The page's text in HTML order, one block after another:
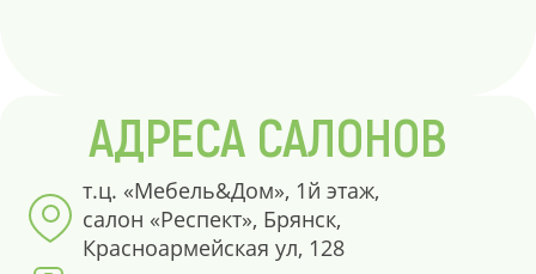
АДРЕСА САЛОНОВ
т.ц. «Мебель&Дом», 1й этаж,
салон «Респект», Брянск,
Красноармейская ул, 128